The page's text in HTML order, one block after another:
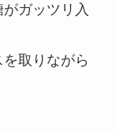
ガッツリ入
取りながら